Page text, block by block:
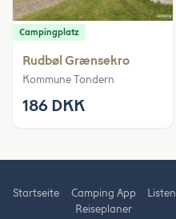
Campingplatz
Rudbøl Grænsekro
Kommune Tondern
186 DKK
Startseite
Camping App
Reiseplaner
Listen